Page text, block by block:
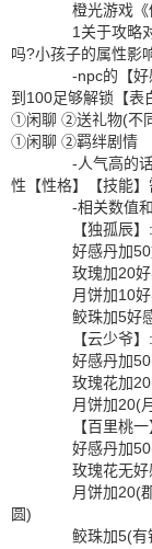
橙光游戏《
1关于攻略对
吗?小孩子的属性影
-npc的【好感
到100足够解锁【表
①闲聊 ②送礼物(不同
①闲聊 ②羁绊剧情
-人气高的话
性【性格】【技能
-相关数值和
【独孤辰】:
好感丹加50
玫瑰加20好
月饼加10好
鲛珠加5好感
【云少爷】:
好感丹加50(
玫瑰花加20(
月饼加20(月
【百里桃一
好感丹加50(
玫瑰花无好
月饼加20(郡
圆)
鲛珠加5(有钱